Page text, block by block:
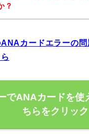
？
カードエラーの問
でANAカードを使
ちらをクリック